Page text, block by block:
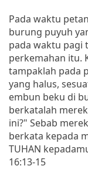
Pada waktu
burung puyuh
pada waktu pagi
perkemahan itu.
tampaklah pada
yang halus,
embun beku di
berkatalah
ini?" Sebab
berkata kepada
TUHAN
16:13-15